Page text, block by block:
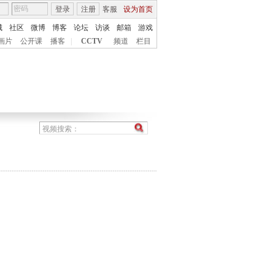
客服 设为首页
登录 注册
社区 微博 博客 论坛 访谈 邮箱
游戏
片 公开课 播客 CCTV 频道 栏目